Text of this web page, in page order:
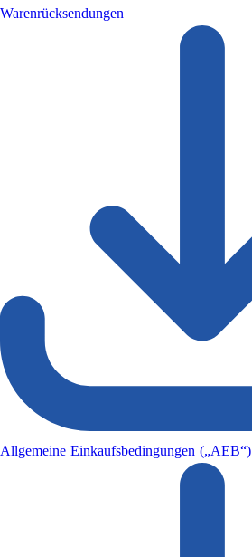
Warenrücksendungen
Allgemeine Einkaufsbedingungen („AEB“)